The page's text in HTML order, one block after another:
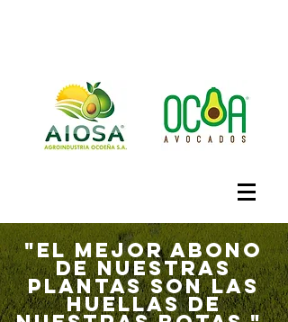
"EL MEJOR ABONO
DE NUESTRAS
PLANTAS SON LAS
HUELLAS DE